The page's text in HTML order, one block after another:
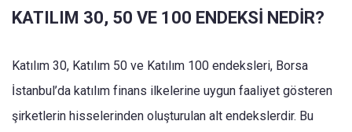
KATILIM 30, 50 VE 100 ENDEKSİ NEDİR?
Katılım 30, Katılım 50 ve Katılım 100 endeksleri, Borsa
İstanbul’da katılım finans ilkelerine uygun faaliyet gösteren
şirketlerin hisselerinden oluşturulan alt endekslerdir. Bu